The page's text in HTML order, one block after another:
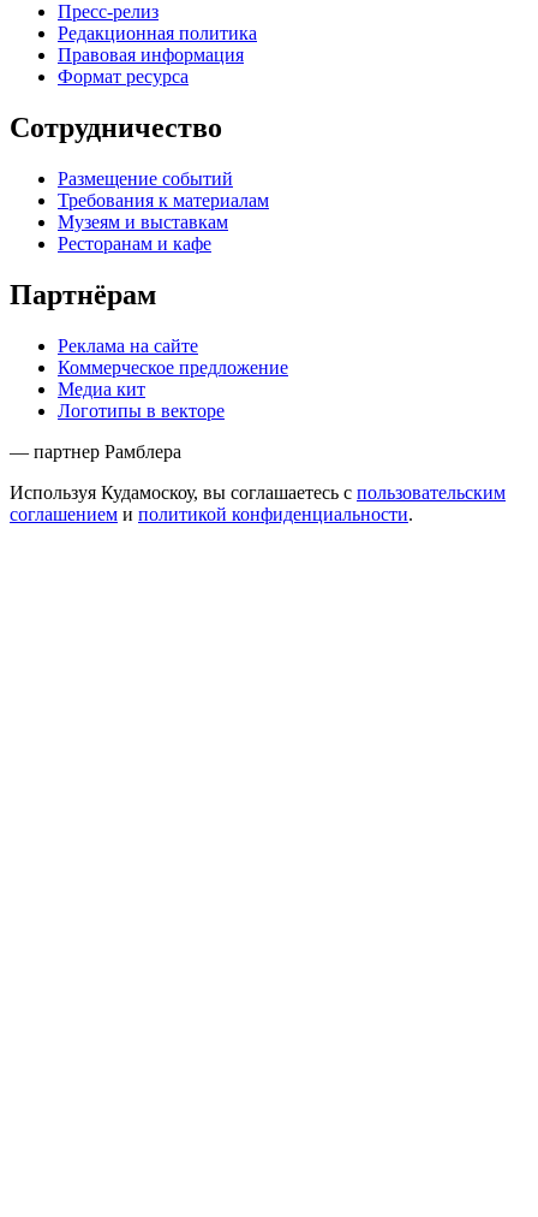
Пресс-релиз
Редакционная политика
Правовая информация
Формат ресурса
Сотрудничество
Размещение событий
Требования к материалам
Музеям и выставкам
Ресторанам и кафе
Партнёрам
Реклама на сайте
Коммерческое предложение
Медиа кит
Логотипы в векторе
— партнер Рамблера
Используя Кудамоскоу, вы соглашаетесь с пользовательским
соглашением и политикой конфиденциальности.